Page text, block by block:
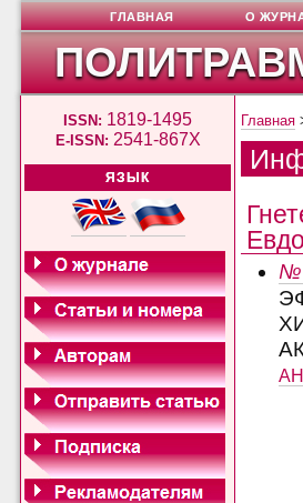
ISSN: 1819-1495
E-ISSN: 2541-867X
ЯЗЫК
ГЛАВНАЯ О
Главная
№